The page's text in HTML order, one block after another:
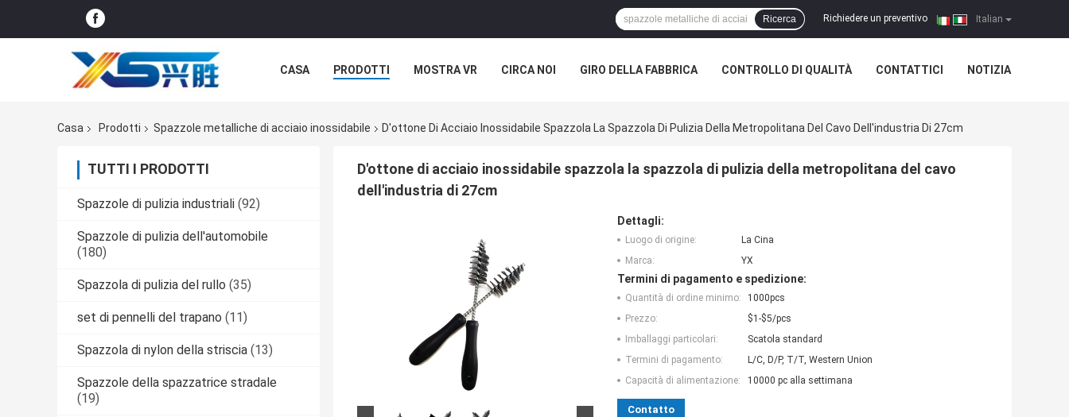
Italian
Richiedere un preventivo |
Ricerca
CASA PRODOTTI MOSTRA VR CIRCA NOI GIRO DELLA FABBRICA CONTROLLO DI QUALITÀ CONTATTICI NOTIZIA
Casa
Prodotti Spazzole metalliche di acciaio inossidabile D'ottone Di Acciaio Inossidabile Spazzola La Spazzola Di Pulizia Della Metropolitana Del Cavo Dell'industria Di 27cm
TUTTI I PRODOTTI
Spazzole di pulizia industriali (92)
Spazzole di pulizia dell'automobile
(180)
Spazzola di pulizia del rullo (35)
set di pennelli del trapano (11)
Spazzola di nylon della striscia (13)
Spazzole della spazzatrice stradale
(19)
D'ottone di acciaio inossidabile spazzola la spazzola di pulizia della metropolitana del cavo
dell'industria di 27cm
Dettagli:
Luogo di origine:
La Cina
Marca:
YX
Termini di pagamento e spedizione:
Quantità di ordine minimo:
1000pcs
Prezzo:
$1-$5/pcs
Imballaggi particolari:
Scatola standard
Termini di pagamento:
L/C, D/P, T/T, Western Union
Capacità di alimentazione:
10000 pc alla settimana
Contatto